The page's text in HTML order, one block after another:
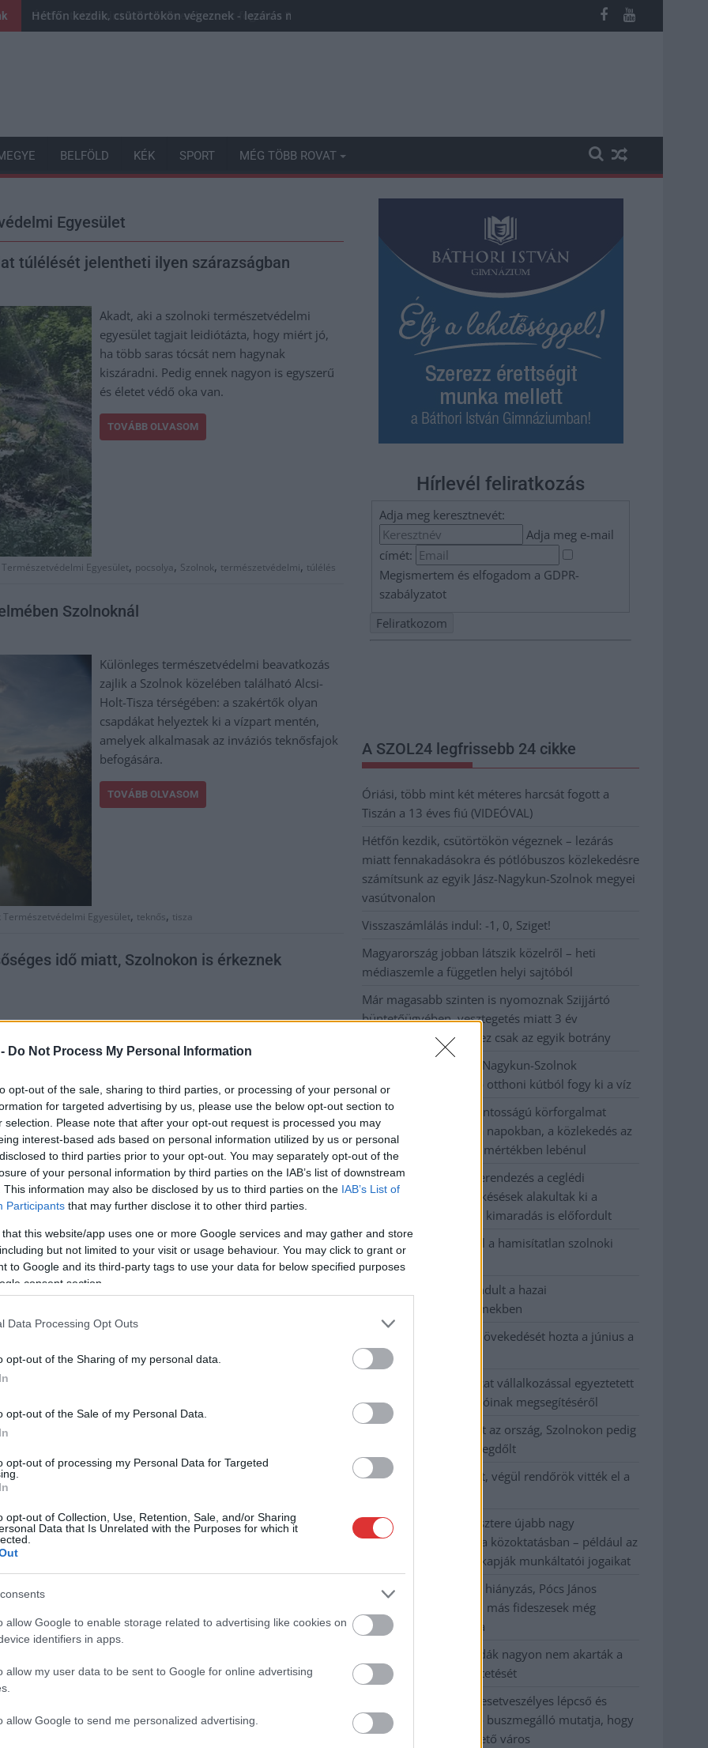
Do Not Process My Personal Information
opt-out of the sale, sharing to third parties, or processing of your personal or
for targeted advertising by us, please use the below opt-out section to
selection. Please note that after your opt-out request is processed you may
interest-based ads based on personal information utilized by us or personal
to third parties prior to your opt-out. You may separately opt-out of the
of your personal information by third parties on the IAB’s list of downstream
This information may also be disclosed by us to third parties on the IAB’s List of
Participants that may further disclose it to other third parties.
that this website/app uses one or more Google services and may gather and store
but not limited to your visit or usage behaviour. You may click to grant or
to Google and its third-party tags to use your data for below specified purposes
consent section.
Data Processing Opt Outs
opt-out of the Sharing of my personal data.
opt-out of the Sale of my Personal Data.
opt-out of processing my Personal Data for Targeted
opt-out of Collection, Use, Retention, Sale, and/or Sharing
Data that Is Unrelated with the Purposes for which it
allow Google to enable storage related to advertising like cookies on
identifiers in apps.
allow my user data to be sent to Google for online advertising
allow Google to send me personalized advertising.
Hétfőn kezdik, csütörtökön végeznek - lezárás miatt fennakadásokra és pótlóbuszos közlekedésre számítsunk az egyik
BELFÖLD KÉK SPORT MÉG TÖBB ROVAT
Egyesület
túlélését jelentheti ilyen szárazságban
Akadt, aki a szolnoki természetvédelmi
egyesület tagjait leidiótázta, hogy miért jó,
ha több saras tócsát nem hagynak
kiszáradni. Pedig ennek nagyon is egyszerű
és életet védő oka van.
TOVÁBB OLVASOM
Egyesület, pocsolya, Szolnok, természetvédelmi, túlélés
Szolnoknál
Különleges természetvédelmi beavatkozás
zajlik a Szolnok közelében található Alcsi-
Holt-Tisza térségében: a szakértők olyan
csapdákat helyeztek ki a vízpart mentén,
amelyek alkalmasak az inváziós teknősfajok
befogására.
TOVÁBB OLVASOM
Egyesület, teknős, tisza
idő miatt, Szolnokon is érkeznek
esőzések miatt éheznek és jelentős számban
Míg korábban, a XX. század közepéig ezek a
tömeges elhullások nagyjából százévente
három alkalommal történtek, lehetőséget
adva a populációk számára, hogy újra
növekedjenek, addig napjainkban a
klímaváltozás és egyéb hatások miatt ez a
folyamat jelentősen megváltozott. De mi a
Természetvédelmi Egyesület is megszólalt.
TOVÁBB OLVASOM
teknősökkel szemben?
Az élvefogó, invazív teknősök csapdázására
Természetvédelmi Egyesület: a több, mint
kulisszáiba nézhetünk bele, valamint
szabadon is engedték.
Hírlevél feliratkozás
Adja meg keresztnevét:
Adja meg e-mail
címét:
Megismertem és elfogadom a GDPR-
szabályzatot
A SZOL24 legfrissebb 24 cikke
Óriási, több mint két méteres harcsát fogott a
Tiszán a 13 éves fiú (VIDEÓVAL)
Hétfőn kezdik, csütörtökön végeznek – lezárás
miatt fennakadásokra és pótlóbuszos közlekedésre
számítsunk az egyik Jász-Nagykun-Szolnok megyei
vasútvonalon
Visszaszámlálás indul: -1, 0, Sziget!
Magyarország jobban látszik közelről – heti
médiaszemle a független helyi sajtóból
Már magasabb szinten is nyomoznak Szijjártó
büntetőügyében, vesztegetés miatt 3 év
letöltendőt kaphat és ez csak az egyik botrány
Problémák egész Jász-Nagykun-Szolnok
megyében: egyre több otthoni kútból fogy ki a víz
Szolnokon egy kulcsfontosságú körforgalmat
részlegesen lezárnak a napokban, a közlekedés az
átlagost is meghaladó mértékben lebénul
Elromlott a biztosítóberendezés a ceglédi
vasútvonalon, alapos késések alakultak ki a
menetrendhez képest, kimaradás is előfordult
Ön szerint hogy készül a hamisítatlan szolnoki
habos isler?
Országos ellenőrzés indult a hazai
akkumulátoripari üzemekben
Az idei év leglassabb növekedését hozta a június a
kiskereskedelemben
Györfi Mihály több tucat vállalkozással egyeztetett
a kerékpárgyár dolgozóinak megsegítéséről
41 fok fölé forrósodott az ország, Szolnokon pedig
egy másik rekord is megdőlt
Egy telefonhívást akart, végül rendőrök vitték el a
A Tisza kormány minisztere újabb nagy
változásokról döntött a közoktatásban – például az
iskolaigazgatók visszakapják munkáltatói jogaikat
Sok volt az igazolatlan hiányzás, Pócs János
fizetéslevonást kapott, más fideszesek még
kevesebbet vittek haza
A Szolnok megyei gazdák nagyon nem akarták a
JÉGER további üzemeltetését
Csendélet 5.0: alig balesetveszélyes lépcső és
remek állapotban levő buszmegálló mutatja, hogy
Szolnok mennyire élhető város